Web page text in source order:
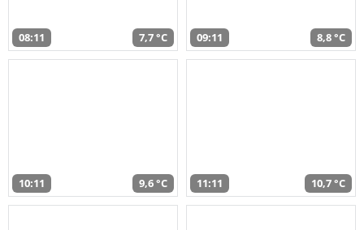
08:11 7,7 °C 09:11 8,8 °C
10:11 9,6 °C 11:11 10,7 °C